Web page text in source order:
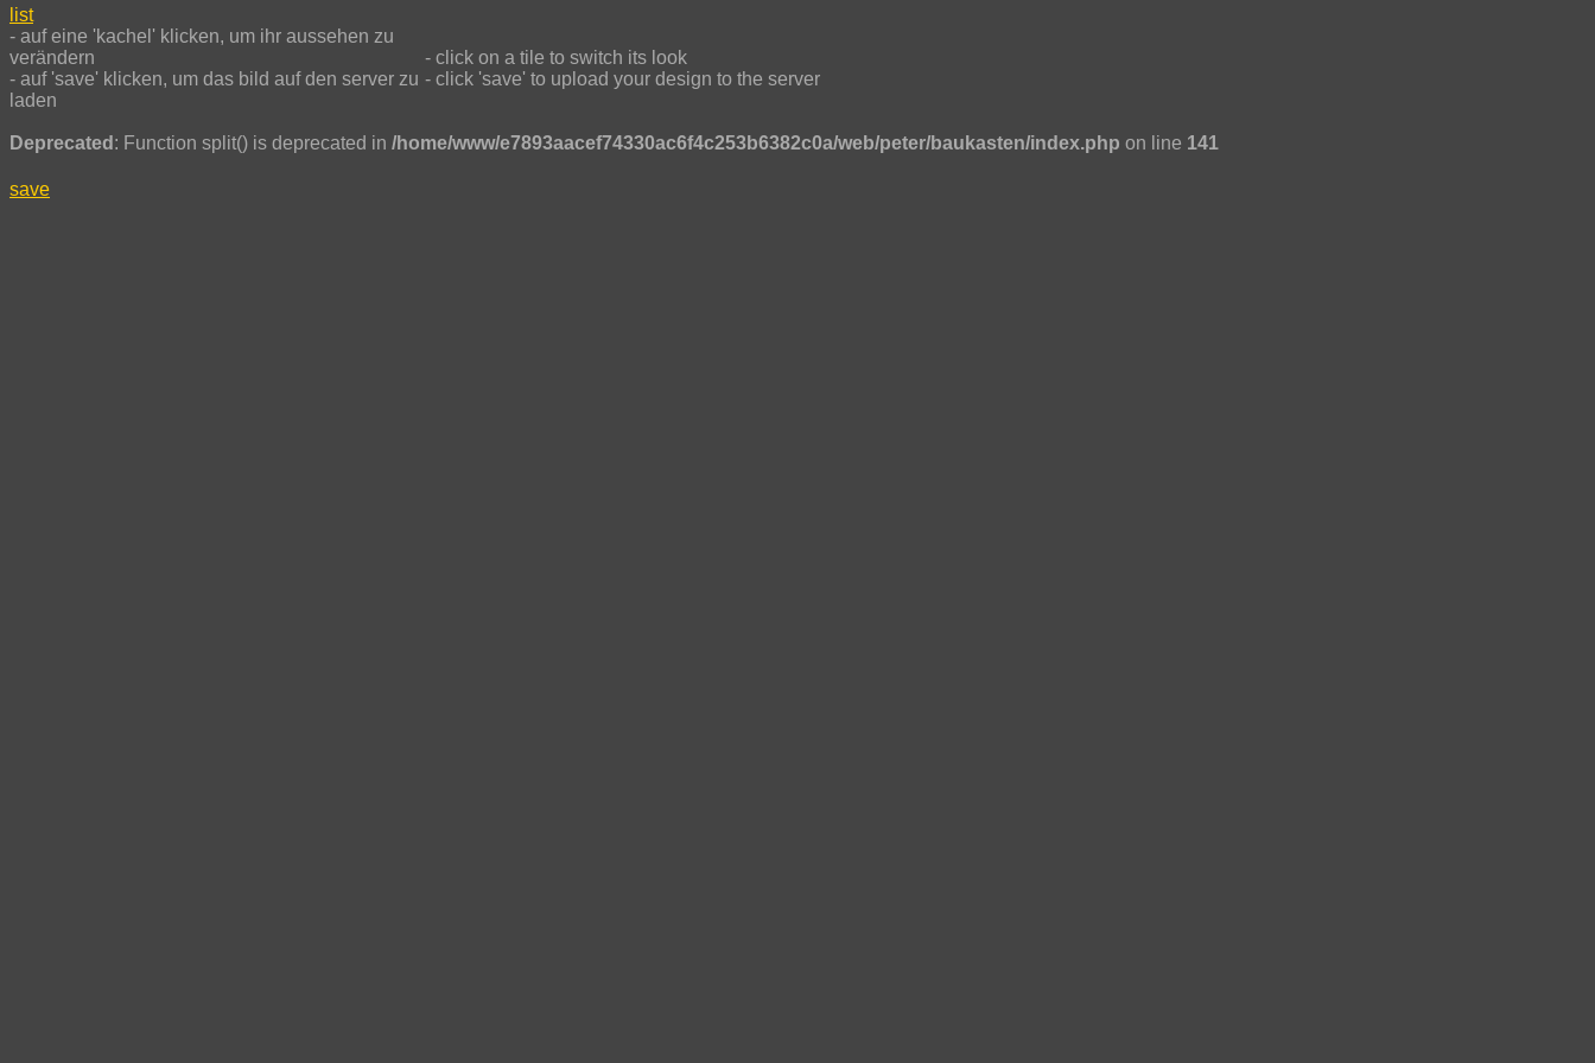
list
- auf eine 'kachel' klicken, um ihr aussehen zu
verändern
- auf 'save' klicken, um das bild auf den server zu
laden
- click on a tile to switch its look
- click 'save' to upload your design to the server
Deprecated : Function split() is deprecated in /home/www/e7893aacef74330ac6f4c253b6382c0a/web/peter/baukasten/index.php on line 141
save